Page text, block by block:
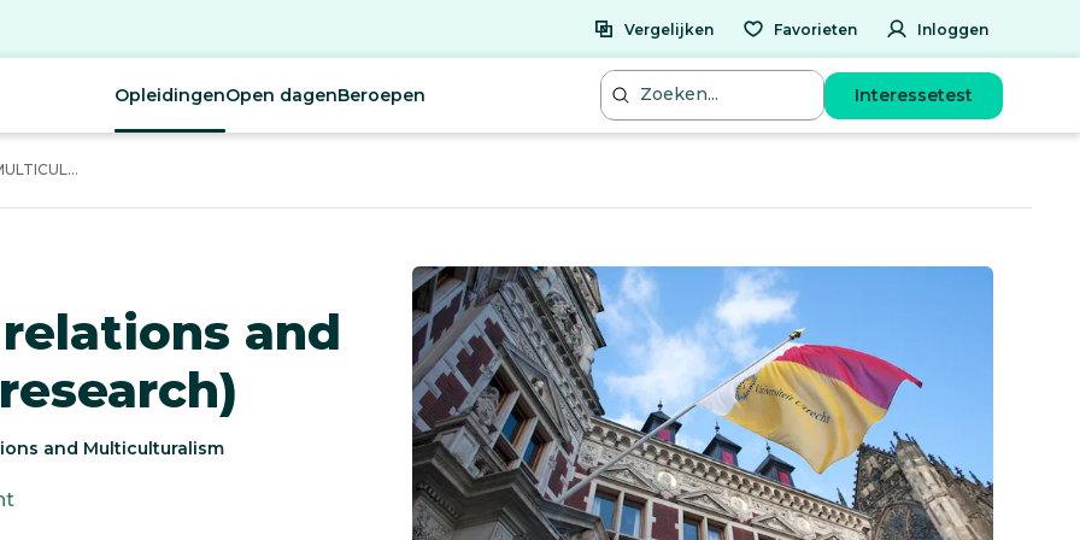
Vergelijken Favorieten Inloggen
OpleidingenOpen dagenBeroepen Interessetest
and
and Multiculturalism